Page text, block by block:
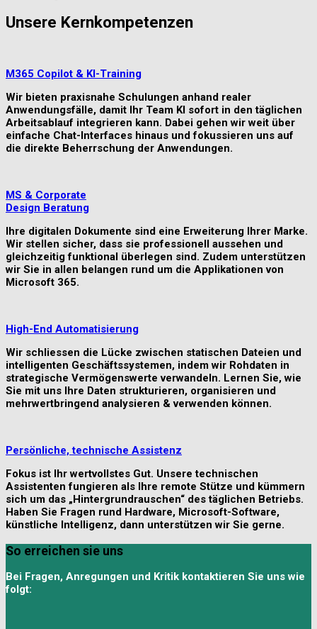
Unsere Kernkompetenzen
M365 Copilot & KI-Training
Wir bieten praxisnahe Schulungen anhand realer
Anwendungsfälle, damit Ihr Team KI sofort in den täglichen
Arbeitsablauf integrieren kann. Dabei gehen wir weit über
einfache Chat-Interfaces hinaus und fokussieren uns auf
die direkte Beherrschung der Anwendungen.
MS & Corporate
Design Beratung
Ihre digitalen Dokumente sind eine Erweiterung Ihrer Marke.
Wir stellen sicher, dass sie professionell aussehen und
gleichzeitig funktional überlegen sind. Zudem unterstützen
wir Sie in allen belangen rund um die Applikationen von
Microsoft 365.
High-End Automatisierung
Wir schliessen die Lücke zwischen statischen Dateien und
intelligenten Geschäftssystemen, indem wir Rohdaten in
strategische Vermögenswerte verwandeln. Lernen Sie, wie
Sie mit uns Ihre Daten strukturieren, organisieren und
mehrwertbringend analysieren & verwenden können.
Persönliche, technische Assistenz
Fokus ist Ihr wertvollstes Gut. Unsere technischen
Assistenten fungieren als Ihre remote Stütze und kümmern
sich um das „Hintergrundrauschen“ des täglichen Betriebs.
Haben Sie Fragen rund Hardware, Microsoft-Software,
künstliche Intelligenz, dann unterstützen wir Sie gerne.
So erreichen sie uns
Bei Fragen, Anregungen und Kritik kontaktieren Sie uns wie
folgt: